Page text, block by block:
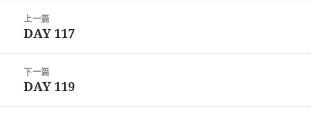
上一篇
上
文
章：
DAY 117
下一篇
下
DAY 119